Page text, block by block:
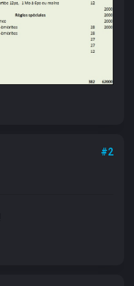
#2